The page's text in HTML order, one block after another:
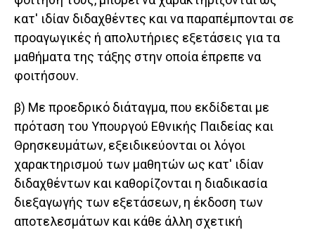
κατ' ιδίαν διδαχθέντες και να παραπέμπονται σε
προαγωγικές ή απολυτήριες εξετάσεις για τα
μαθήματα της τάξης στην οποία έπρεπε να
φοιτήσουν.
β) Με προεδρικό διάταγμα, που εκδίδεται με
πρόταση του Υπουργού Εθνικής Παιδείας και
Θρησκευμάτων, εξειδικεύονται οι λόγοι
χαρακτηρισμού των μαθητών ως κατ' ιδίαν
διδαχθέντων και καθορίζονται η διαδικασία
διεξαγωγής των εξετάσεων, η έκδοση των
αποτελεσμάτων και κάθε άλλη σχετική